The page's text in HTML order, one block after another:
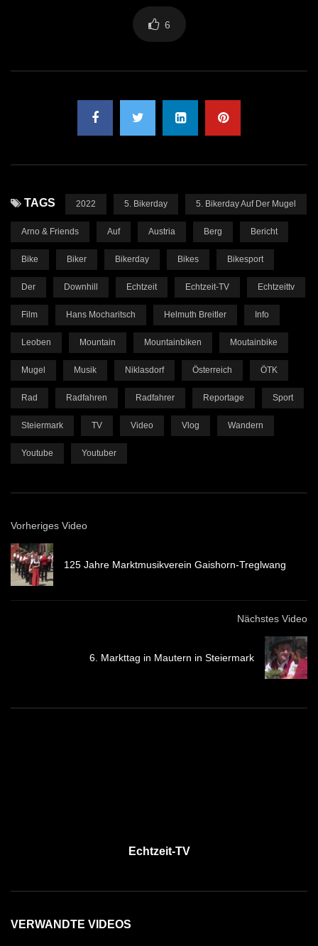
6
TAGS 2022 5. Bikerday 5. Bikerday Auf Der Mugel
Arno & Friends Auf Austria Berg Bericht
Bike Biker Bikerday Bikes Bikesport
Der Downhill Echtzeit Echtzeit-TV Echtzeittv
Film Hans Mocharitsch Helmuth Breitler Info
Leoben Mountain Mountainbiken Moutainbike
Mugel Musik Niklasdorf Österreich ÖTK
Rad Radfahren Radfahrer Reportage Sport
Steiermark TV Video Vlog Wandern
Youtube Youtuber
Vorheriges Video
125 Jahre Marktmusikverein Gaishorn-Treglwang
Nächstes Video
6. Markttag in Mautern in Steiermark
Echtzeit-TV
VERWANDTE VIDEOS